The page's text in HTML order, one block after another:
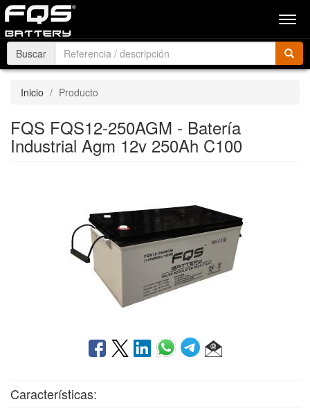
Buscar
Inicio Producto
FQS FQS12-250AGM - Batería
Industrial Agm 12v 250Ah C100
Características: